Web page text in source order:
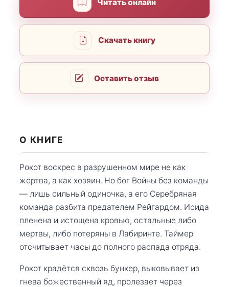
Читать онлайн
Скачать книгу
Оставить отзыв
О КНИГЕ
Рокот воскрес в разрушенном мире не как
жертва, а как хозяин. Но бог Войны без команды
— лишь сильный одиночка, а его Серебряная
команда разбита предателем Рейгардом. Исида
пленена и истощена кровью, остальные либо
мертвы, либо потеряны в Лабиринте. Таймер
отсчитывает часы до полного распада отряда.
Рокот крадётся сквозь бункер, выковывает из
гнева божественный яд, пролезает через